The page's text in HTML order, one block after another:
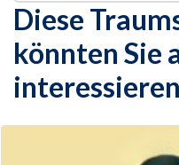
Diese
könnten Sie
interessieren